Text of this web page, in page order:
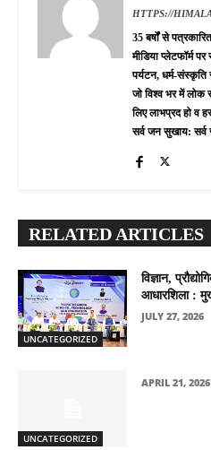
HTTPS://
35 बर्षों से
मीडिया प्लेटफॉर्म
पर्यटन, धर्म-संस्कृति
जो विश्व भर में
लिए लाभप्रद हो व
सर्व जन सुखाय: सर्व
RELATED ARTICLES
UNCATEGORIZED
विज्ञान,
आधारशिला :
JULY 27, 2026
UNCATEGORIZED
APRIL 21, 2026